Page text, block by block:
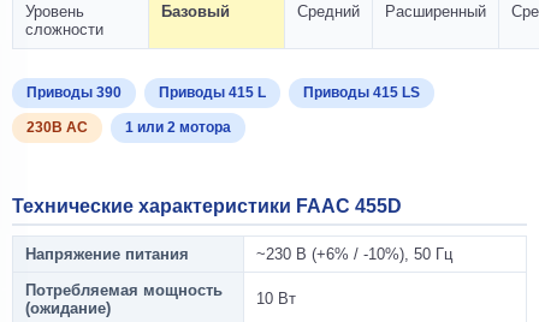
Уровень
сложности
Базовый Средний Расширенный
Приводы 390 Приводы 415 L Приводы 415 LS
230В AC 1 или 2 мотора
Технические характеристики FAAC 455D
Напряжение питания
~230 В (+6% / -10%), 50 Гц
Потребляемая мощность
(ожидание)
10 Вт